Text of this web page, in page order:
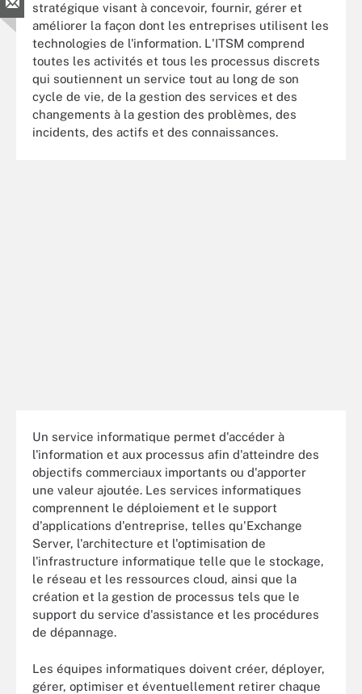
stratégique visant à concevoir, fournir, gérer et
améliorer la façon dont les entreprises utilisent les
technologies de l'information. L'ITSM comprend
toutes les activités et tous les processus discrets
qui soutiennent un service tout au long de son
cycle de vie, de la gestion des services et des
changements à la gestion des problèmes, des
incidents, des actifs et des connaissances.
Un service informatique permet d'accéder à
l'information et aux processus afin d'atteindre des
objectifs commerciaux importants ou d'apporter
une valeur ajoutée. Les services informatiques
comprennent le déploiement et le support
d'applications d'entreprise, telles qu'Exchange
Server, l'architecture et l'optimisation de
l'infrastructure informatique telle que le stockage,
le réseau et les ressources cloud, ainsi que la
création et la gestion de processus tels que le
support du service d'assistance et les procédures
de dépannage.
Les équipes informatiques doivent créer, déployer,
gérer, optimiser et éventuellement retirer chaque